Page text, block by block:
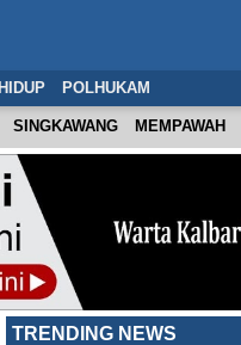
POLHUKAM
SINGKAWANG MEMPAWAH
TRENDING NEWS